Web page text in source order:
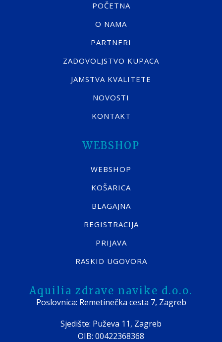
POČETNA
O NAMA
PARTNERI
ZADOVOLJSTVO KUPACA
JAMSTVA KVALITETE
NOVOSTI
KONTAKT
WEBSHOP
WEBSHOP
KOŠARICA
BLAGAJNA
REGISTRACIJA
PRIJAVA
RASKID UGOVORA
Aquilia zdrave navike d.o.o.
Poslovnica: Remetinečka cesta 7, Zagreb
Sjedište: Puževa 11, Zagreb
OIB: 00422368368